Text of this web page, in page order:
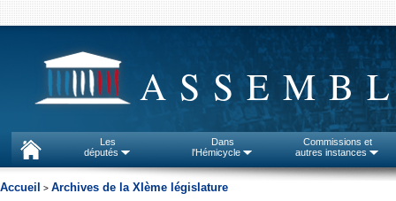
Les
députés
Dans
l'Hémicycle
Commissions et
autres instances
Accueil > Archives de la XIème législature